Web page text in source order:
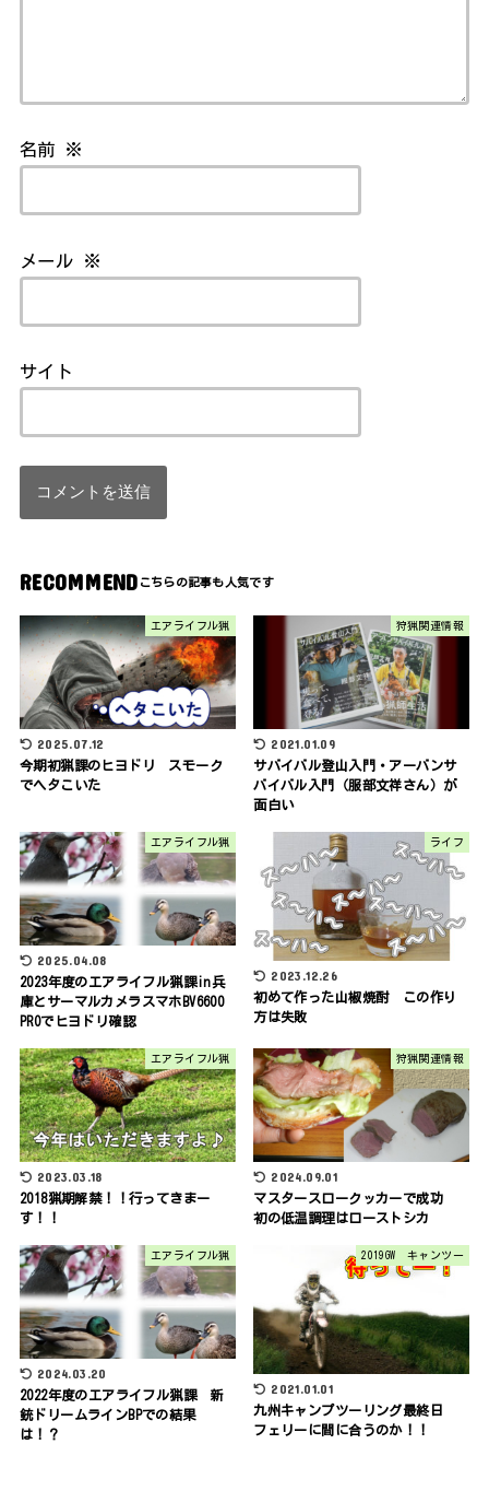
名前 ※
メール ※
サイト
RECOMMEND
エアライフル猟
2025.07.12
今期初猟課のヒヨドリ スモーク
でヘタこいた
狩猟関連情報
2021.01.09
サバイバル登山入門・アーバンサ
バイバル入門（服部文祥さん）が
面白い
エアライフル猟
2025.04.08
2023年度のエアライフル猟課in兵
庫とサーマルカメラスマホBV6600
PROでヒヨドリ確認
ライフ
2023.12.26
初めて作った山椒焼酎 この作り
方は失敗
エアライフル猟
2023.03.18
2018猟期解禁！！行ってきまー
す！！
狩猟関連情報
2024.09.01
マスタースロークッカーで成功
初の低温調理はローストシカ
エアライフル猟
2024.03.20
2022年度のエアライフル猟課 新
銃ドリームラインBPでの結果
は！？
2019GW キャンツー
2021.01.01
九州キャンプツーリング最終日
フェリーに間に合うのか！！